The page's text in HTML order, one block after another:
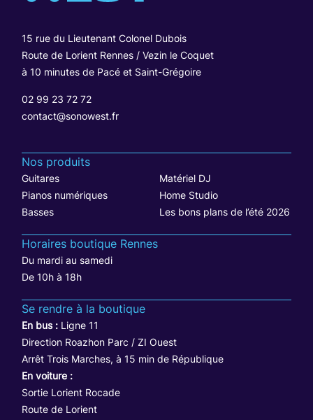
15 rue du Lieutenant Colonel Dubois
Route de Lorient Rennes / Vezin le Coquet
à 10 minutes de Pacé et Saint-Grégoire
02 99 23 72 72
contact@sonowest.fr
Nos produits
Guitares
Matériel DJ
Pianos numériques
Home Studio
Basses
Les bons plans de l’été 2026
Horaires boutique Rennes
Du mardi au samedi
De 10h à 18h
Se rendre à la boutique
En bus : Ligne 11
Direction Roazhon Parc / ZI Ouest
Arrêt Trois Marches, à 15 min de République
En voiture :
Sortie Lorient Rocade
Route de Lorient